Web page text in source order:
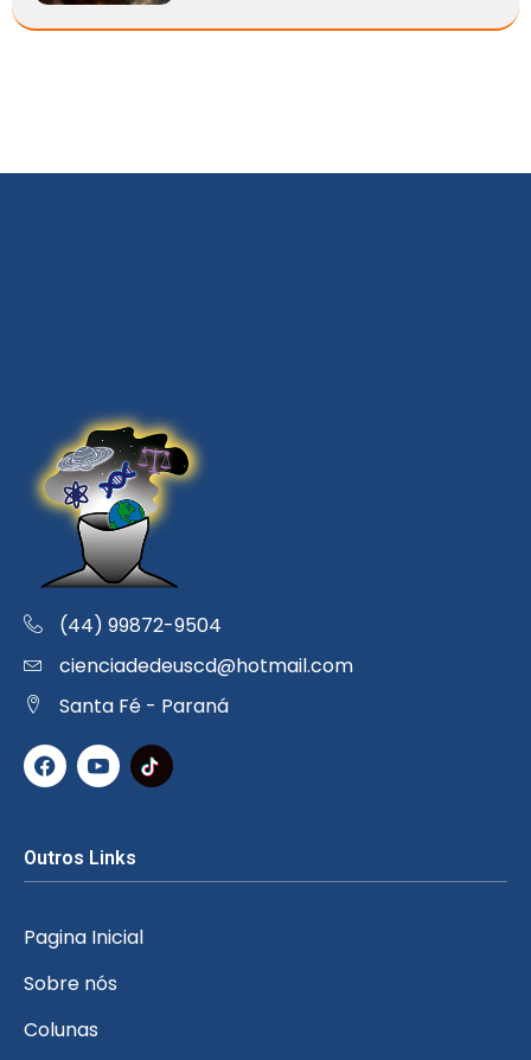
(44) 99872-9504
cienciadedeuscd@hotmail.com
Santa Fé - Paraná
Outros Links
Pagina Inicial
Sobre nós
Colunas